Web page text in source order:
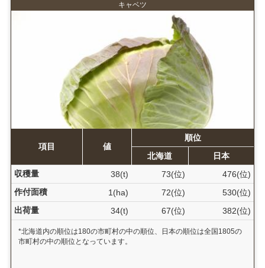
キャベツ
項目 値
順位
北海道
日本
収穫量
38(t) 73(位)
476(位)
作付面積
1(ha) 72(位)
530(位)
出荷量
34(t) 67(位) 382(位)
*北海道内の順位は180の市町村の中の順位、日本の順位は全国1805の
市町村の中の順位となっています。